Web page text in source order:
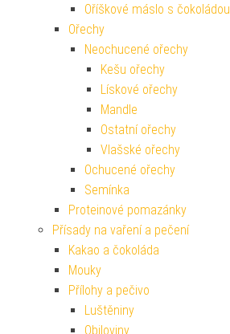
Oříškové máslo s čokoládou
Ořechy
Neochucené ořechy
Kešu ořechy
Lískové ořechy
Mandle
Ostatní ořechy
Vlašské ořechy
Ochucené ořechy
Semínka
Proteinové pomazánky
Přísady na vaření a pečení
Kakao a čokoláda
Mouky
Přílohy a pečivo
Luštěniny
Obiloviny